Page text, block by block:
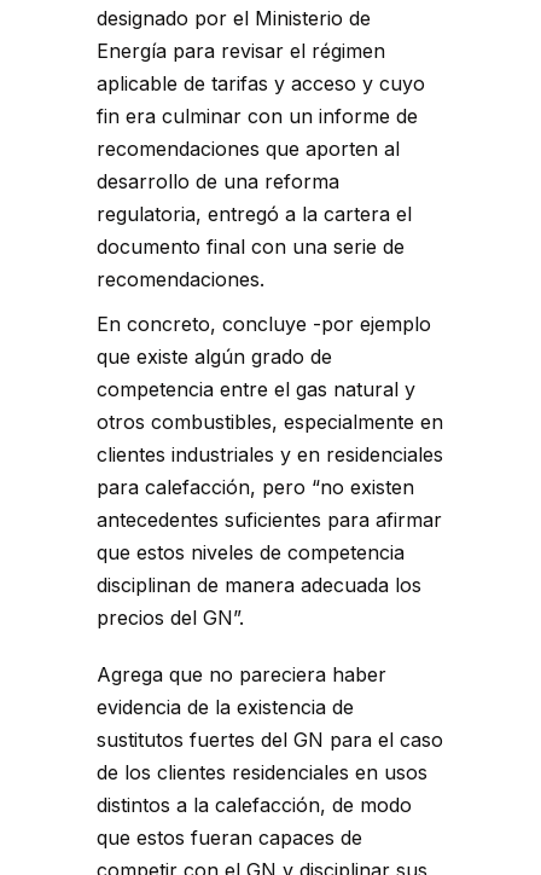
designado por el Ministerio de
Energía para revisar el régimen
aplicable de tarifas y acceso y cuyo
fin era culminar con un informe de
recomendaciones que aporten al
desarrollo de una reforma
regulatoria, entregó a la cartera el
documento final con una serie de
recomendaciones.
En concreto, concluye -por ejemplo
que existe algún grado de
competencia entre el gas natural y
otros combustibles, especialmente en
clientes industriales y en residenciales
para calefacción, pero “no existen
antecedentes suficientes para afirmar
que estos niveles de competencia
disciplinan de manera adecuada los
precios del GN”.
Agrega que no pareciera haber
evidencia de la existencia de
sustitutos fuertes del GN para el caso
de los clientes residenciales en usos
distintos a la calefacción, de modo
que estos fueran capaces de